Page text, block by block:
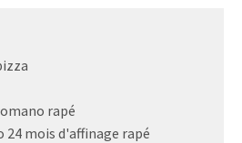
rapé
24 mois d'affinage rapé